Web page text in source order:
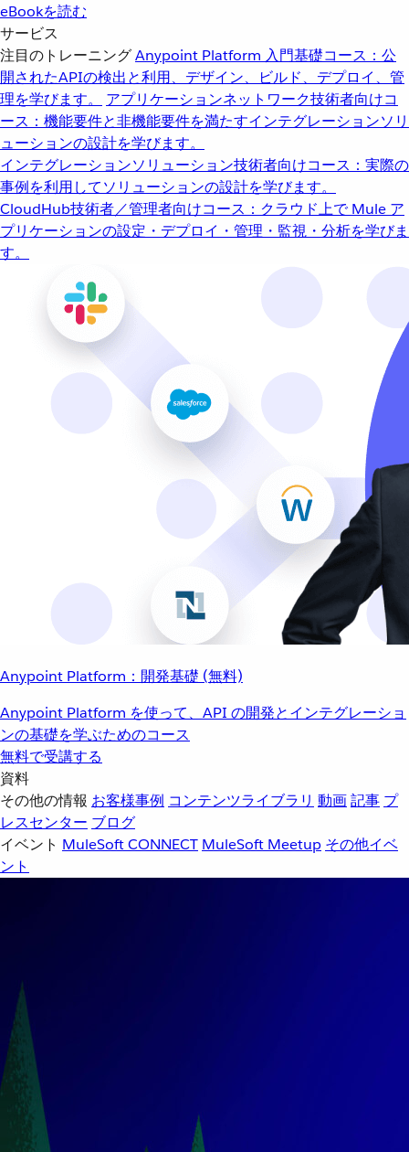
eBookを読む
サービス
注目のトレーニングAnypoint Platform 入門基礎コース：公
開されたAPIの検出と利用、デザイン、ビルド、デプロイ、管
理を学びます。
アプリケーションネットワーク技術者向けコ
ース：機能要件と非機能要件を満たすインテグレーションソリ
ューションの設計を学びます。
インテグレーションソリューション技術者向けコース：実際の
事例を利用してソリューションの設計を学びます。
CloudHub技術者／管理者向けコース：クラウド上で Mule ア
プリケーションの設定・デプロイ・管理・監視・分析を学びま
す。
Anypoint Platform：開発基礎 (無料)
Anypoint Platform を使って、API の開発とインテグレーショ
ンの基礎を学ぶためのコース
無料で受講する
資料
その他の情報 お客様事例 コンテンツライブラリ 動画記事 プ
レスセンター ブログ
イベント MuleSoft CONNECT MuleSoft Meetup その他イベ
ント